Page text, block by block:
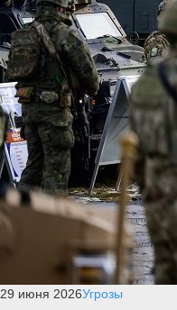
29 июня 2026Угрозы